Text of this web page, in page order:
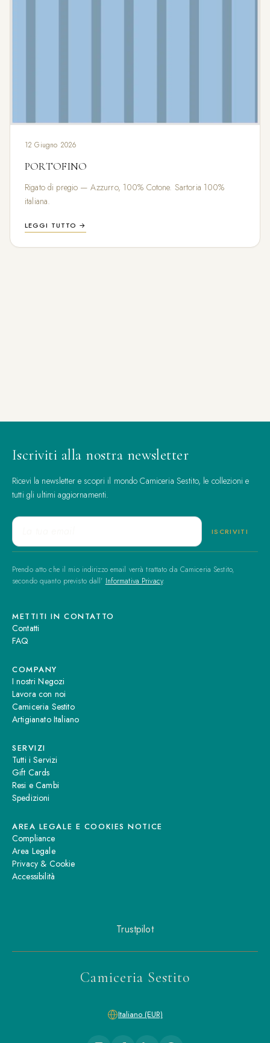
12 Giugno 2026
PORTOFINO
Rigato di pregio — Azzurro, 100% Cotone. Sartoria 100%
italiana.
LEGGI TUTTO →
Iscriviti alla nostra newsletter
Ricevi la newsletter e scopri il mondo Camiceria Sestito, le collezioni e
tutti gli ultimi aggiornamenti.
Prendo atto che il mio indirizzo email verrà trattato da Camiceria Sestito,
secondo quanto previsto dall' Informativa Privacy.
METTITI IN CONTATTO
Contatti
FAQ
COMPANY
I nostri Negozi
Lavora con noi
Camiceria Sestito
Artigianato Italiano
SERVIZI
Tutti i Servizi
Gift Cards
Resi e Cambi
Spedizioni
AREA LEGALE E COOKIES NOTICE
Compliance
Area Legale
Privacy & Cookie
Accessibilità
Trustpilot
Italiano (EUR)
Camiceria Sestito